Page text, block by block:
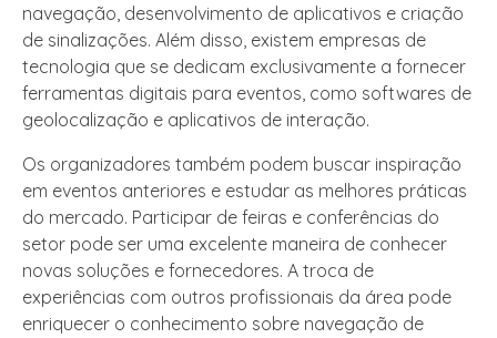
navegação, desenvolvimento de aplicativos e criação
de sinalizações. Além disso, existem empresas de
tecnologia que se dedicam exclusivamente a fornecer
ferramentas digitais para eventos, como softwares de
geolocalização e aplicativos de interação.
Os organizadores também podem buscar inspiração
em eventos anteriores e estudar as melhores práticas
do mercado. Participar de feiras e conferências do
setor pode ser uma excelente maneira de conhecer
novas soluções e fornecedores. A troca de
experiências com outros profissionais da área pode
enriquecer o conhecimento sobre navegação de